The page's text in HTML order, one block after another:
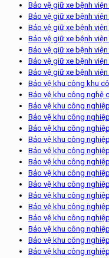
Bảo vệ giữ xe bệnh
Bảo vệ giữ xe bệnh
Bảo vệ giữ xe bệnh
Bảo vệ giữ xe bệnh
Bảo vệ giữ xe bệnh
Bảo vệ giữ xe bệnh
Bảo vệ giữ xe bệnh viện
Bảo vệ khu công khu
Bảo vệ khu công nghệ
Bảo vệ khu công
Bảo vệ khu công
Bảo vệ khu công
Bảo vệ khu công
Bảo vệ khu công
Bảo vệ khu công
Bảo vệ khu công
Bảo vệ khu công
Bảo vệ khu công
Bảo vệ khu công
Bảo vệ khu công
Bảo vệ khu công
Bảo vệ khu công
Bảo vệ khu công